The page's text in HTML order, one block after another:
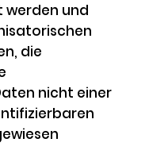
und
die
nicht einer